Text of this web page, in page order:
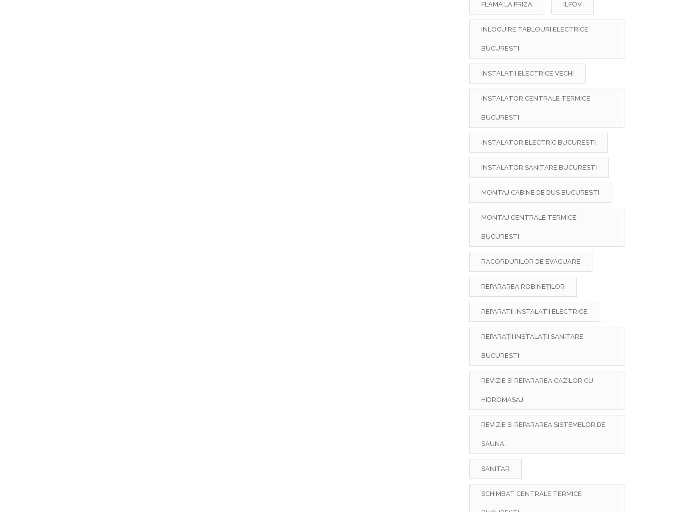
FLAMA LA PRIZA ILFOV
INLOCUIRE TABLOURI ELECTRICE
BUCURESTI
INSTALATII ELECTRICE VECHI
INSTALATOR CENTRALE TERMICE
BUCURESTI
INSTALATOR ELECTRIC BUCURESTI
INSTALATOR SANITARE BUCURESTI
MONTAJ CABINE DE DUS BUCURESTI
MONTAJ CENTRALE TERMICE
BUCURESTI
RACORDURILOR DE EVACUARE
REPARAREA ROBINEȚILOR
REPARATII INSTALATII ELECTRICE
REPARAŢII INSTALAŢII SANITARE
BUCURESTI
REVIZIE SI REPARAREA CAZILOR CU
HIDROMASAJ.
REVIZIE SI REPARAREA SISTEMELOR DE
SAUNA.
SANITAR
SCHIMBAT CENTRALE TERMICE